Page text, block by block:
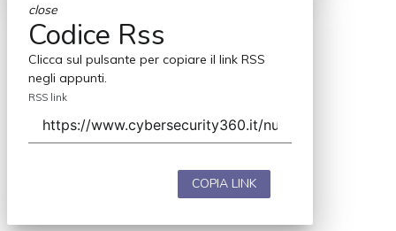
close
Codice Rss
Clicca sul pulsante per copiare il link RSS
negli appunti.
RSS link
COPIA LINK